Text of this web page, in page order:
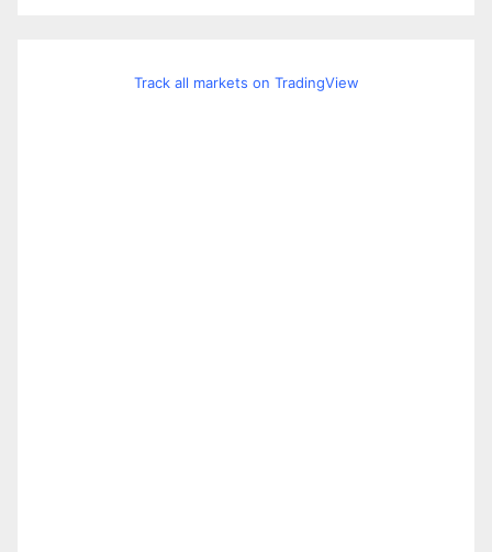
Track all markets on TradingView